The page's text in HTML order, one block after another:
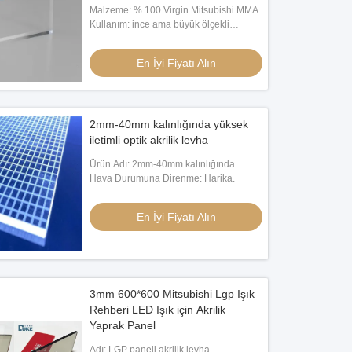
Malzeme: % 100 Virgin Mitsubishi MMA
Kullanım: ince ama büyük ölçekli
En İyi Fiyatı Alın
2mm-40mm kalınlığında yüksek
iletimli optik akrilik levha
Ürün Adı: 2mm-40mm kalınlığında
yüksek iletimli optik akrilik levha
Hava Durumuna Direnme: Harika.
En İyi Fiyatı Alın
3mm 600*600 Mitsubishi Lgp Işık
Rehberi LED Işık için Akrilik
Yaprak Panel
Adı: LGP paneli akrilik levha